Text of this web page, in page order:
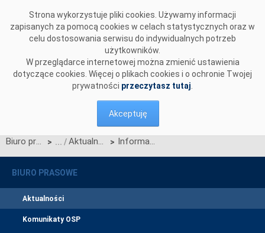
Strona wykorzystuje pliki cookies. Używamy informacji
zapisanych za pomocą cookies w celach statystycznych oraz w
celu dostosowania serwisu do indywidualnych potrzeb
użytkowników.
W przeglądarce internetowej można zmienić ustawienia
dotyczące cookies. Więcej o plikach cookies i o ochronie Twojej
prywatności przeczytasz tutaj
Akceptuję
Biuro prasowe > Aktualności > Informacja OSP na temat decyzji Prezesa Urzędu Regulacji Energetyki w sprawie Planu testów
BIURO PRASOWE
Aktualności
Komunikaty OSP